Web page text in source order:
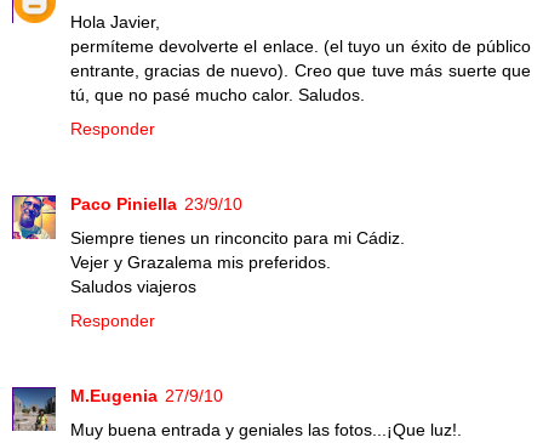
Hola Javier,
permíteme devolverte el enlace. (el tuyo un éxito de público
entrante, gracias de nuevo). Creo que tuve más suerte que
tú, que no pasé mucho calor. Saludos.
Responder
Paco Piniella 23/9/10
Siempre tienes un rinconcito para mi Cádiz.
Vejer y Grazalema mis preferidos.
Saludos viajeros
Responder
M.Eugenia 27/9/10
Muy buena entrada y geniales las fotos...¡Que luz!.